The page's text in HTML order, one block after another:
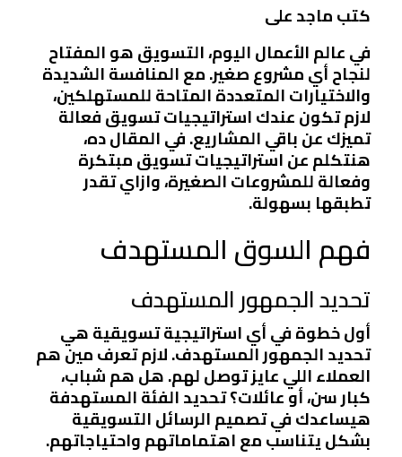
كتب ماجد على
في عالم الأعمال اليوم، التسويق هو المفتاح
لنجاح أي مشروع صغير. مع المنافسة الشديدة
والاختيارات المتعددة المتاحة للمستهلكين،
لازم تكون عندك استراتيجيات تسويق فعالة
تميزك عن باقي المشاريع. في المقال ده،
هنتكلم عن استراتيجيات تسويق مبتكرة
وفعالة للمشروعات الصغيرة، وازاي تقدر
تطبقها بسهولة.
فهم السوق المستهدف
تحديد الجمهور المستهدف
أول خطوة في أي استراتيجية تسويقية هي
تحديد الجمهور المستهدف. لازم تعرف مين هم
العملاء اللي عايز توصل لهم. هل هم شباب،
كبار سن، أو عائلات؟ تحديد الفئة المستهدفة
هيساعدك في تصميم الرسائل التسويقية
بشكل يتناسب مع اهتماماتهم واحتياجاتهم.